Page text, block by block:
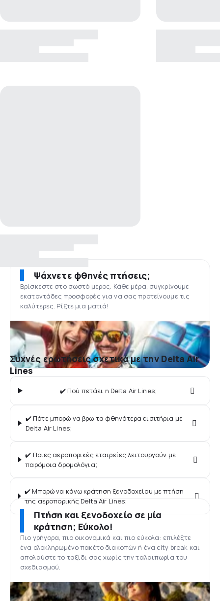
Ψάχνετε φθηνές πτήσεις;
Βρίσκεστε στο σωστό μέρος. Κάθε μέρα, συγκρίνουμε
εκατοντάδες προσφορές για να σας προτείνουμε τις
καλύτερες. Ρίξτε μια ματιά!
Συχνές ερωτήσεις σχετικά με την Delta Air
Lines
✔️ Πού πετάει η Delta Air Lines;
✔️ Πότε μπορώ να βρω τα φθηνότερα εισιτήρια με
Delta Air Lines;
✔️ Ποιες αεροπορικές εταιρείες λειτουργούν με
παρόμοια δρομολόγια;
✔️ Μπορώ να κάνω κράτηση ξενοδοχείου με πτήση
της αεροπορικής Delta Air Lines;
Πτήση και ξενοδοχείο σε μία
κράτηση; Εύκολο!
Πιο γρήγορα, πιο οικονομικά και πιο εύκολα: επιλέξτε
ένα ολοκληρωμένο πακέτο διακοπών ή ένα city break και
απολαύστε το ταξίδι σας χωρίς την ταλαιπωρία του
σχεδιασμού.